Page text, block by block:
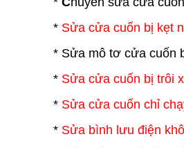
* Sửa cửa cuốn bị kẹt
* Sửa mô tơ cửa cuốn
* Sửa cửa cuốn bị trôi
* Sửa cửa cuốn chỉ
* Sửa bình lưu điện